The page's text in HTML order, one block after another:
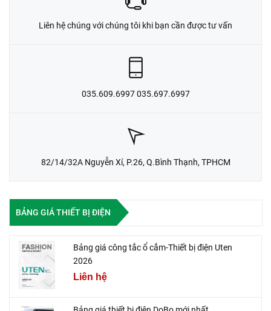
Liên hệ chúng với chúng tôi khi bạn cần được tư vấn
035.609.6997 035.697.6997
82/14/32A Nguyễn Xí, P.26, Q.Bình Thạnh, TPHCM
BẢNG GIÁ THIẾT BỊ ĐIỆN
Bảng giá công tắc ổ cắm-Thiết bị điện Uten
2026
Liên hệ